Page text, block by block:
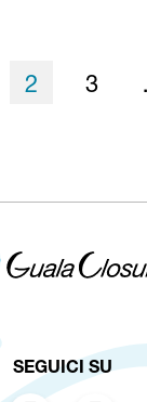
Pagina
2 3
SEGUICI SU